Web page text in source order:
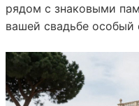
рядом с знаковыми
вашей свадьбе особый